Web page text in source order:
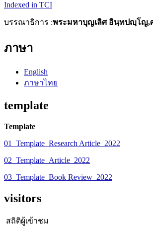
Indexed in TCI
บรรณาธิการ :พระมหาบุญเลิศ อินฺทปญฺโญ,
ภาษา
English
ภาษาไทย
template
Template
01_Template_Research Article_2022
02_Template_Article_2022
03_Template_Book Review_2022
visitors
สถิติผู้เข้าชม